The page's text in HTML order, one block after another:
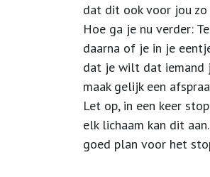
dat dit ook voor jou zo
Hoe ga je nu verder:
daarna of je in je
dat je wilt dat iemand
maak gelijk een
Let op, in een keer
elk lichaam kan dit
goed plan voor het